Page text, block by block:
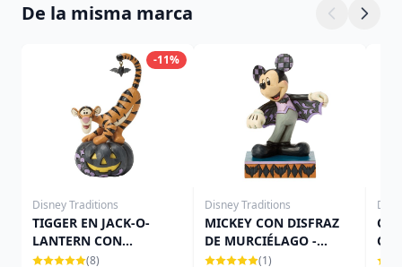
De la misma marca
-11%
Disney Traditions
TIGGER EN JACK-O-
LANTERN CON
MURCIÉLAGO - DISNEY
(8)
Disney Traditions
MICKEY CON DISFRAZ
DE MURCIÉLAGO -
DISNEY TRADITIONS
(1)